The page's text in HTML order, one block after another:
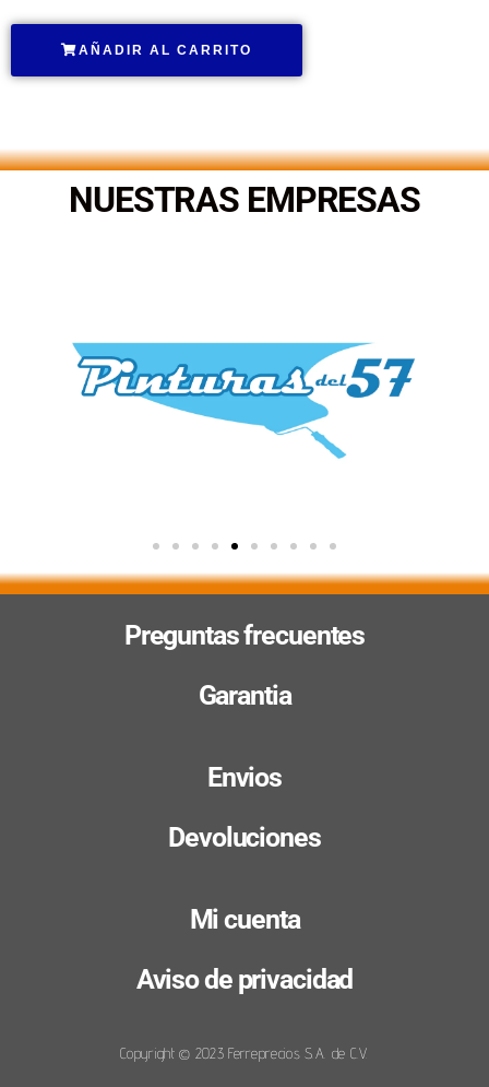
AÑADIR AL CARRITO
NUESTRAS EMPRESAS
Preguntas frecuentes
Garantia
Envios
Devoluciones
Mi cuenta
Aviso de privacidad
Copyright © 2023 Ferreprecios S.A. de C.V.